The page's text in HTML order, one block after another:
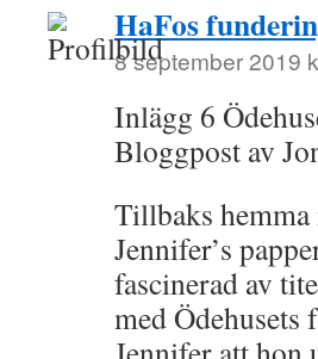
HaFos
8 september 2019
Inlägg 6
Bloggpost av
Tillbaks hemma
Jennifer’s
fascinerad av
med